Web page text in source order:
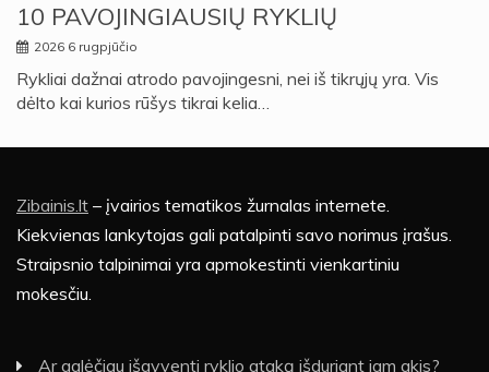
10 PAVOJINGIAUSIŲ RYKLIŲ
2026 6 rugpjūčio
Rykliai dažnai atrodo pavojingesni, nei iš tikrųjų yra. Vis
dėlto kai kurios rūšys tikrai kelia…
Zibainis.lt – įvairios tematikos žurnalas internete.
Kiekvienas lankytojas gali patalpinti savo norimus įrašus.
Straipsnio talpinimai yra apmokestinti vienkartiniu
mokesčiu.
Ar galėčiau išgyventi ryklio ataką išduriant jam akis?